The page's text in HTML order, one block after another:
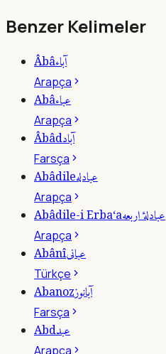
Benzer Kelimeler
Âbâآباء
Arapça
Abâعباء
Arapça
Âbâdآباد
Farsça
Abâdileعبادله
Arapça
Abâdile-i Erba‘aعبادلۀ اربعه
Arapça
Abânîعبانى
Türkçe
Abanozآبانوز
Farsça
Abdعبد
Arapça